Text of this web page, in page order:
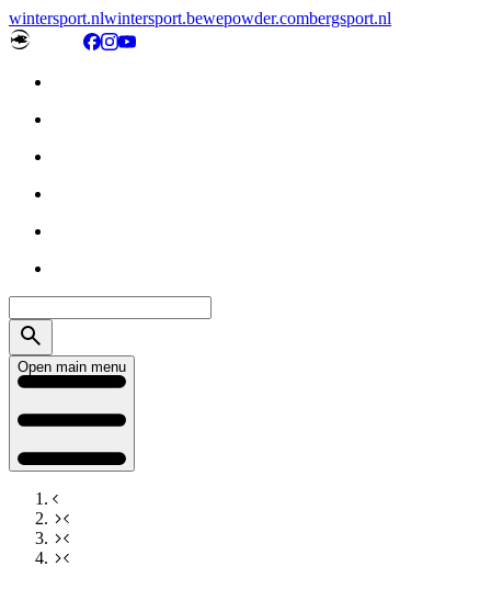
wintersport.nlwintersport.bewepowder.combergsport.nl
Open main menu